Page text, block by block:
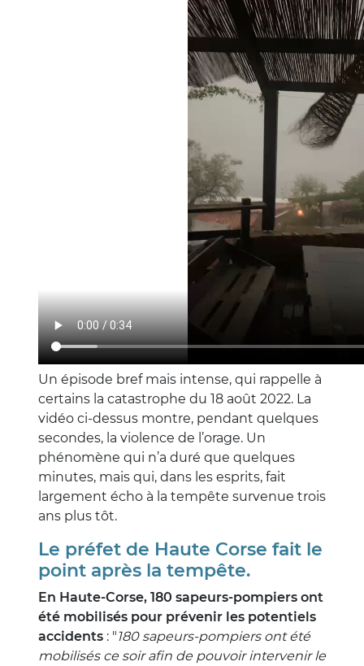
Un épisode bref mais intense, qui rappelle à
certains la catastrophe du 18 août 2022. La
vidéo ci-dessus montre, pendant quelques
secondes, la violence de l’orage. Un
phénomène qui n’a duré que quelques
minutes, mais qui, dans les esprits, fait
largement écho à la tempête survenue trois
ans plus tôt.
Le préfet de Haute Corse fait le
point après la tempête.
En Haute-Corse, 180 sapeurs-pompiers ont
été mobilisés pour prévenir les potentiels
accidents : "180 sapeurs-pompiers ont été
mobilisés ce soir afin de pouvoir intervenir le